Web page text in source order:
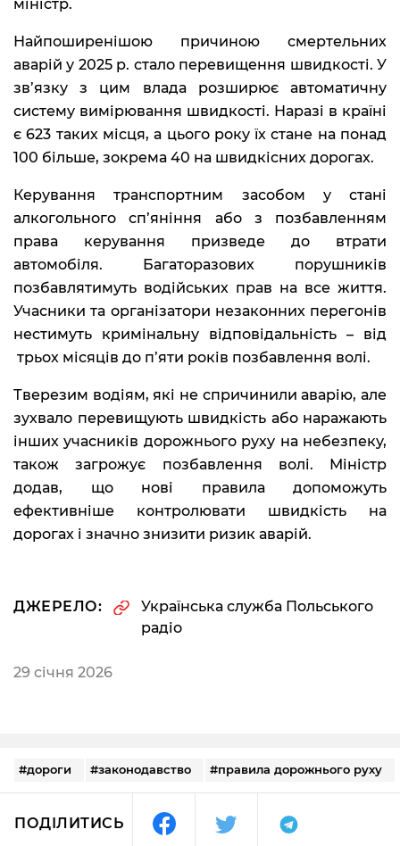
міністр.
Найпоширенішою причиною смертельних
аварій у 2025 р. стало перевищення швидкості. У
зв’язку з цим влада розширює автоматичну
систему вимірювання швидкості. Наразі в країні
є 623 таких місця, а цього року їх стане на понад
100 більше, зокрема 40 на швидкісних дорогах.
Керування транспортним засобом у стані
алкогольного сп’яніння або з позбавленням
права керування призведе до втрати
автомобіля. Багаторазових порушників
позбавлятимуть водійських прав на все життя.
Учасники та організатори незаконних перегонів
нестимуть кримінальну відповідальність – від
трьох місяців до п’яти років позбавлення волі.
Тверезим водіям, які не спричинили аварію, але
зухвало перевищують швидкість або наражають
інших учасників дорожнього руху на небезпеку,
також загрожує позбавлення волі. Міністр
додав, що нові правила допоможуть
ефективніше контролювати швидкість на
дорогах і значно знизити ризик аварій.
ДЖЕРЕЛО:
Українська служба Польського
радіо
29 січня 2026
#дороги #законодавство #правила дорожнього руху
ПОДІЛИТИСЬ